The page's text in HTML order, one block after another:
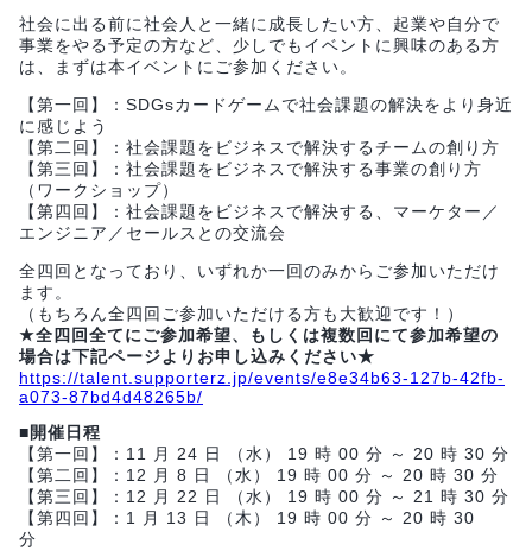
社会に出る前に社会人と一緒に成長したい方、起業や自分で
事業をやる予定の方など、少しでもイベントに興味のある方
は、まずは本イベントにご参加ください。
【第一回】：SDGsカードゲームで社会課題の解決をより身近
に感じよう
【第二回】：社会課題をビジネスで解決するチームの創り方
【第三回】：社会課題をビジネスで解決する事業の創り方
（ワークショップ）
【第四回】：社会課題をビジネスで解決する、マーケター／
エンジニア／セールスとの交流会
全四回となっており、いずれか一回のみからご参加いただけ
ます。
（もちろん全四回ご参加いただける方も大歓迎です！）
★全四回全てにご参加希望、もしくは複数回にて参加希望の
場合は下記ページよりお申し込みください★
https://talent.supporterz.jp/events/e8e34b63-127b-42fb-
a073-87bd4d48265b/
■開催日程
【第一回】：11 月 24 日 （水） 19 時 00 分 ～ 20 時 30 分
【第二回】：12 月 8 日 （水） 19 時 00 分 ～ 20 時 30 分
【第三回】：12 月 22 日 （水） 19 時 00 分 ～ 21 時 30 分
【第四回】：1 月 13 日 （木） 19 時 00 分 ～ 20 時 30
分